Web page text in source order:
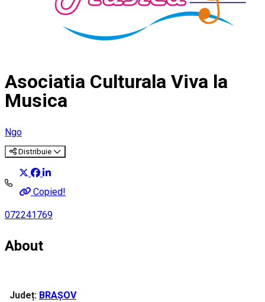
Asociatia Culturala Viva la
Musica
Ngo
Distribuie
Copied!
072241769
About
Județ: BRAȘOV